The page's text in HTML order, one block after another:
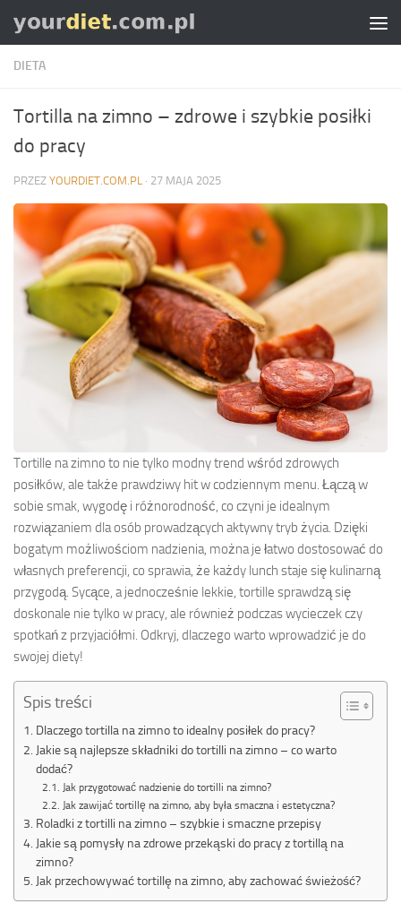
Skip to content
DIETA
Tortilla na zimno – zdrowe i szybkie posiłki
do pracy
PRZEZ YOURDIET.COM.PL · 27 MAJA 2025
Tortille na zimno to nie tylko modny trend wśród zdrowych
posiłków, ale także prawdziwy hit w codziennym menu. Łączą w
sobie smak, wygodę i różnorodność, co czyni je idealnym
rozwiązaniem dla osób prowadzących aktywny tryb życia. Dzięki
bogatym możliwościom nadzienia, można je łatwo dostosować do
własnych preferencji, co sprawia, że każdy lunch staje się kulinarną
przygodą. Sycące, a jednocześnie lekkie, tortille sprawdzą się
doskonale nie tylko w pracy, ale również podczas wycieczek czy
spotkań z przyjaciółmi. Odkryj, dlaczego warto wprowadzić je do
swojej diety!
Spis treści
Dlaczego tortilla na zimno to idealny posiłek do pracy?
Jakie są najlepsze składniki do tortilli na zimno – co warto
dodać?
Jak przygotować nadzienie do tortilli na zimno?
Jak zawijać tortillę na zimno, aby była smaczna i estetyczna?
Roladki z tortilli na zimno – szybkie i smaczne przepisy
Jakie są pomysły na zdrowe przekąski do pracy z tortillą na
zimno?
Jak przechowywać tortillę na zimno, aby zachować świeżość?